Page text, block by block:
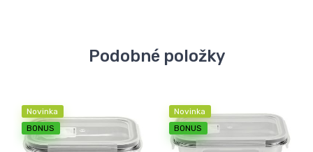
Podobné položky
Novinka
BONUS
Novinka
BONUS